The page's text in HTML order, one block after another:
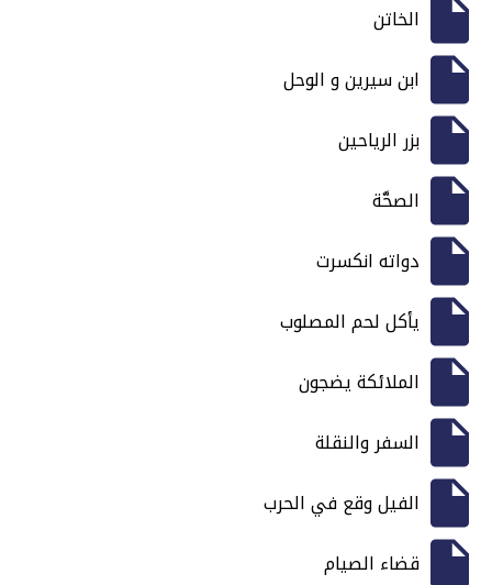
الخاتن
ابن سيرين و الوحل
بزر الرياحين
الصحَّة
دواته انكسرت
يأكل لحم المصلوب
الملائكة يضجون
السفر والنقلة
الفيل وقع في الحرب
قضاء الصيام